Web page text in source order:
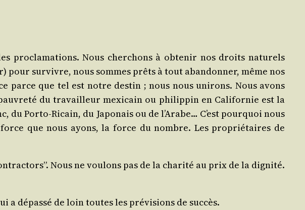
pro­cla­ma­tions. Nous cher­chons à obte­nir nos droits natu­rels
pour sur­vivre, nous sommes prêts à tout aban­don­ner, même nos
parce que tel est notre des­tin ; nous nous uni­rons. Nous avons
pau­vre­té du tra­vailleur mexi­cain ou phi­lip­pin en Cali­for­nie est la
Porto‑Ricain, du Japo­nais ou de l’Arabe… C’est pour­quoi nous
que nous ayons, la force du nombre. Les pro­prié­taires de
Nous ne vou­lons pas de la cha­ri­té au prix de la digni­té.
a dépas­sé de loin toutes les pré­vi­sions de succès.